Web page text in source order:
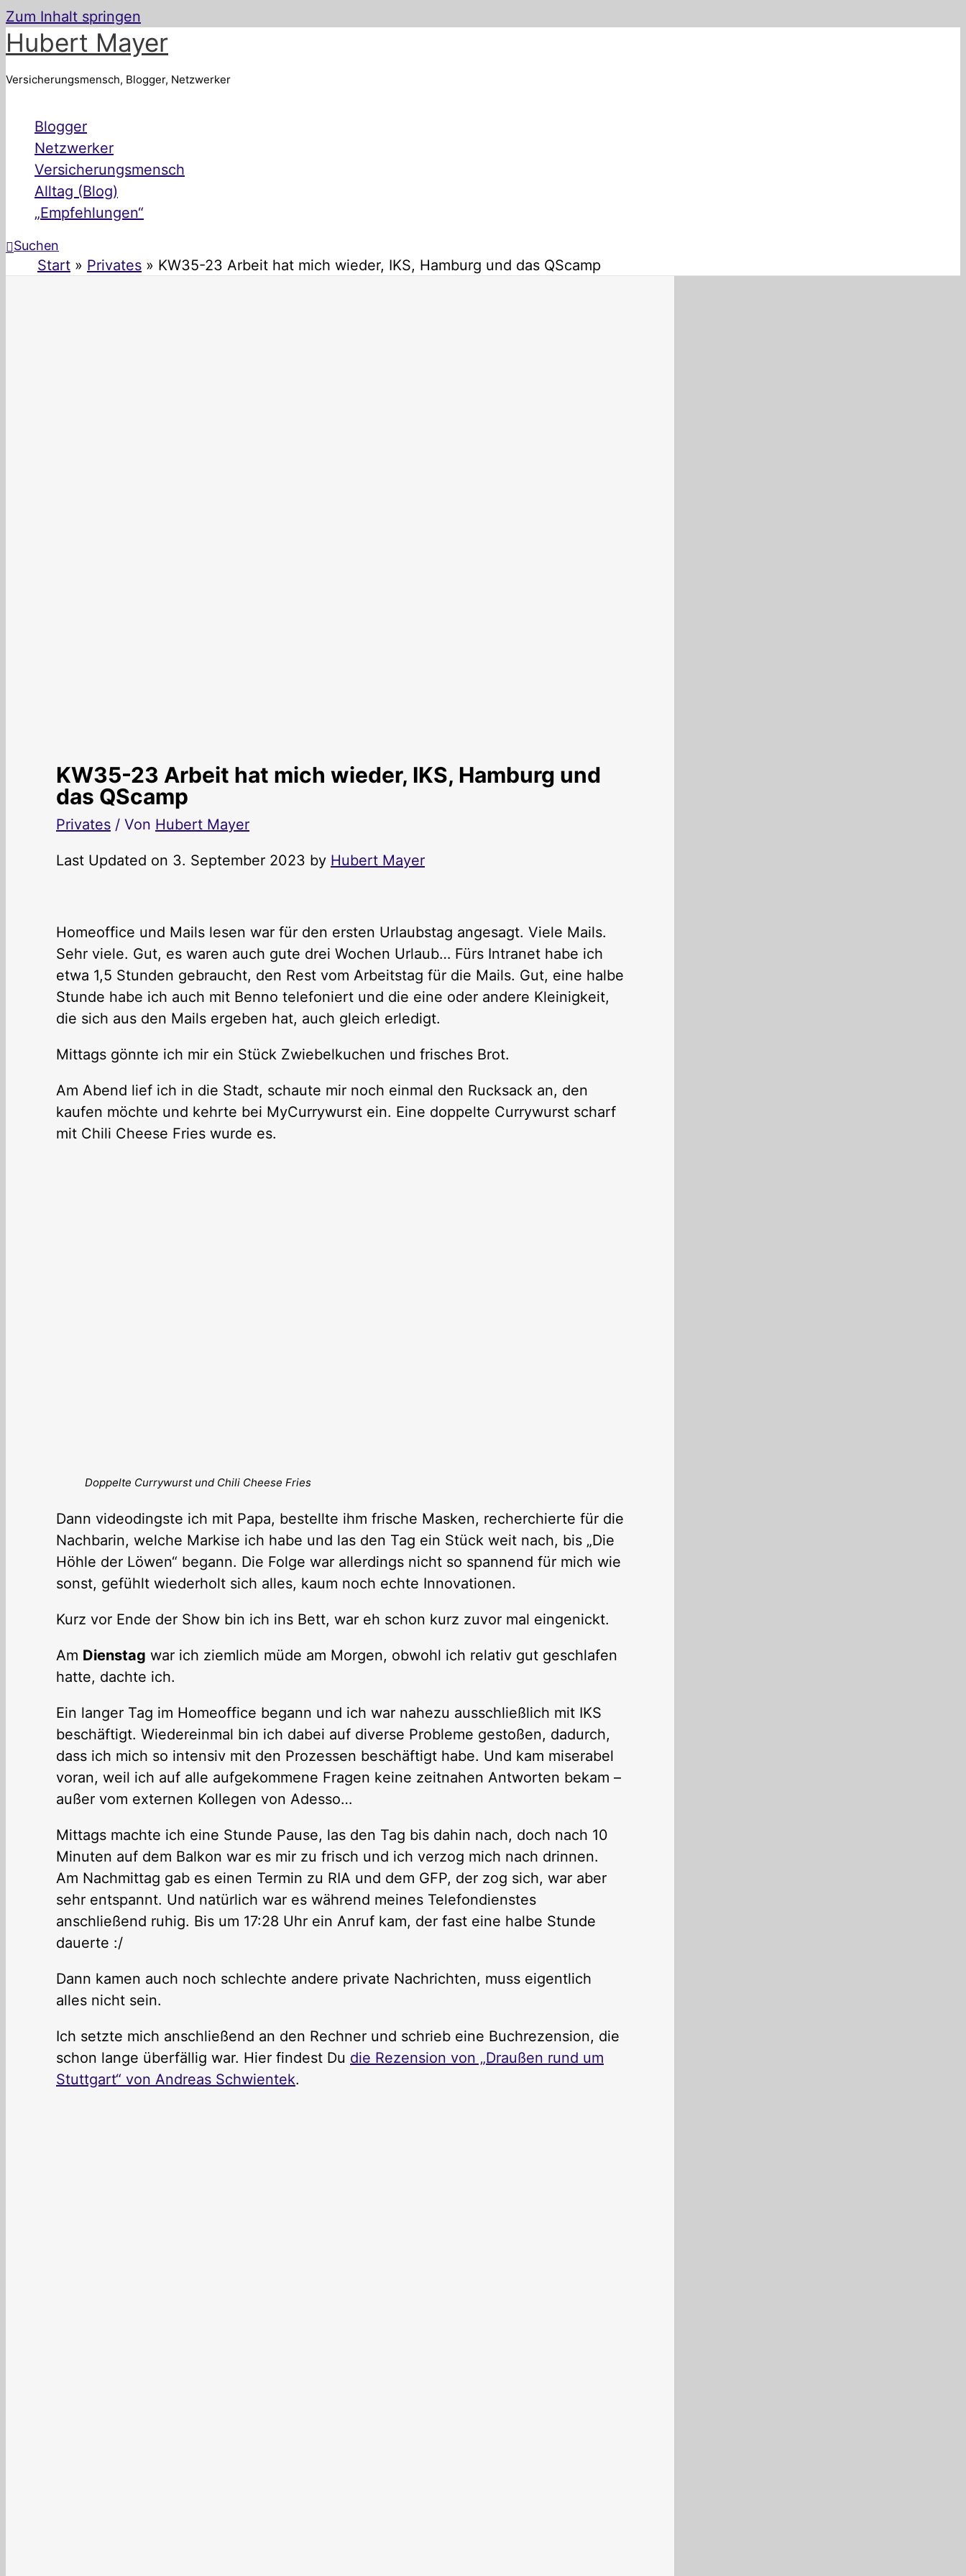
Zum Inhalt springen
Hubert Mayer
Versicherungsmensch, Blogger, Netzwerker
Blogger
Netzwerker
Versicherungsmensch
Alltag (Blog)
„Empfehlungen“
Suchen
Start Privates KW35-23 Arbeit hat mich wieder, IKS, Hamburg und das QScamp
KW35-23 Arbeit hat mich wieder, IKS, Hamburg und
das QScamp
Privates / Von Hubert Mayer
Last Updated on 3. September 2023 by Hubert Mayer
Homeoffice und Mails lesen war für den ersten Urlaubstag angesagt. Viele Mails.
Sehr viele. Gut, es waren auch gute drei Wochen Urlaub… Fürs Intranet habe ich
etwa 1,5 Stunden gebraucht, den Rest vom Arbeitstag für die Mails. Gut, eine halbe
Stunde habe ich auch mit Benno telefoniert und die eine oder andere Kleinigkeit,
die sich aus den Mails ergeben hat, auch gleich erledigt.
Mittags gönnte ich mir ein Stück Zwiebelkuchen und frisches Brot.
Am Abend lief ich in die Stadt, schaute mir noch einmal den Rucksack an, den
kaufen möchte und kehrte bei MyCurrywurst ein. Eine doppelte Currywurst scharf
mit Chili Cheese Fries wurde es.
Doppelte Currywurst und Chili Cheese Fries
Dann videodingste ich mit Papa, bestellte ihm frische Masken, recherchierte für die
Nachbarin, welche Markise ich habe und las den Tag ein Stück weit nach, bis „Die
Höhle der Löwen“ begann. Die Folge war allerdings nicht so spannend für mich wie
sonst, gefühlt wiederholt sich alles, kaum noch echte Innovationen.
Kurz vor Ende der Show bin ich ins Bett, war eh schon kurz zuvor mal eingenickt.
Am Dienstag war ich ziemlich müde am Morgen, obwohl ich relativ gut geschlafen
hatte, dachte ich.
Ein langer Tag im Homeoffice begann und ich war nahezu ausschließlich mit IKS
beschäftigt. Wiedereinmal bin ich dabei auf diverse Probleme gestoßen, dadurch,
dass ich mich so intensiv mit den Prozessen beschäftigt habe. Und kam miserabel
voran, weil ich auf alle aufgekommene Fragen keine zeitnahen Antworten bekam –
außer vom externen Kollegen von Adesso…
Mittags machte ich eine Stunde Pause, las den Tag bis dahin nach, doch nach 10
Minuten auf dem Balkon war es mir zu frisch und ich verzog mich nach drinnen.
Am Nachmittag gab es einen Termin zu RIA und dem GFP, der zog sich, war aber
sehr entspannt. Und natürlich war es während meines Telefondienstes
anschließend ruhig. Bis um 17:28 Uhr ein Anruf kam, der fast eine halbe Stunde
dauerte :/
Dann kamen auch noch schlechte andere private Nachrichten, muss eigentlich
alles nicht sein.
Ich setzte mich anschließend an den Rechner und schrieb eine Buchrezension, die
schon lange überfällig war. Hier findest Du die Rezension von „Draußen rund um
Stuttgart“ von Andreas Schwientek.